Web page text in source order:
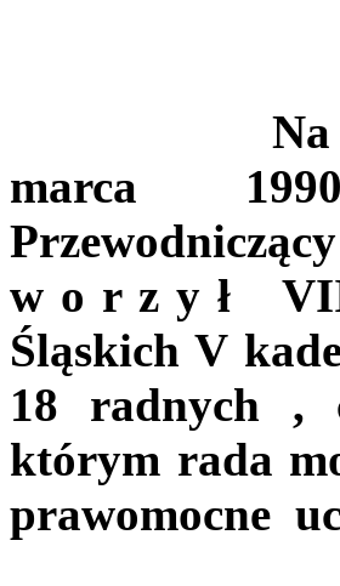
marca
w o r z y ł
Śląskich V
18 radnych ,
którym rada
prawomocne